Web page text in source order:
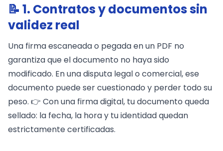
📝 1. Contratos y documentos sin
validez real
Una firma escaneada o pegada en un PDF no
garantiza que el documento no haya sido
modificado. En una disputa legal o comercial, ese
documento puede ser cuestionado y perder todo su
peso. 👉 Con una firma digital, tu documento queda
sellado: la fecha, la hora y tu identidad quedan
estrictamente certificadas.